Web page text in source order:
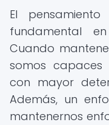
El
fundamental
Cuando
somos
con mayor
Además, un
mantenernos